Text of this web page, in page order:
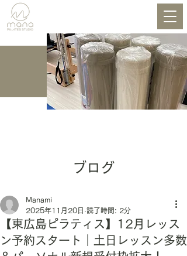
ブログ
【東広島ピラティス】12月レッス
ン予約スタート｜土日レッスン多数
Manami
2025年11月20日 読了時間: 2分